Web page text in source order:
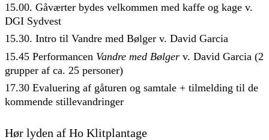
15.00. Gåværter bydes velkommen med kaffe og kage v.
DGI Sydvest
15.30. Intro til Vandre med Bølger v. David Garcia
15.45 Performancen Vandre med Bølger v. David Garcia (2
grupper af ca. 25 personer)
17.30 Evaluering af gåturen og samtale + tilmelding til de
kommende stillevandringer
Hør lyden af Ho Klitplantage